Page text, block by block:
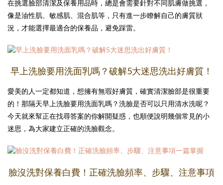
在挑選臉部清潔及保養用品時，總是會需要針對不同肌膚做挑選，
像是油性肌、敏感肌、混合肌等，只有進一步瞭解自己的膚質狀
況，才能選擇最適合的保養品，避免踩雷。
早上洗臉要用洗面乳嗎？破解5大迷思洗出好膚質！
愛美的人一定都知道，想擁有無瑕好膚質，確實清潔臉部是很重要
的！那隔天早上洗臉要用洗面乳嗎？洗臉是否可以只用清水洗呢？
今天就來幫正在找尋答案的你解開疑惑，也順便說明幾個常見的小
迷思，為大家建立正確的洗臉觀念。
臉沒洗對保養白費！正確洗臉頻率、步驟、注意事項